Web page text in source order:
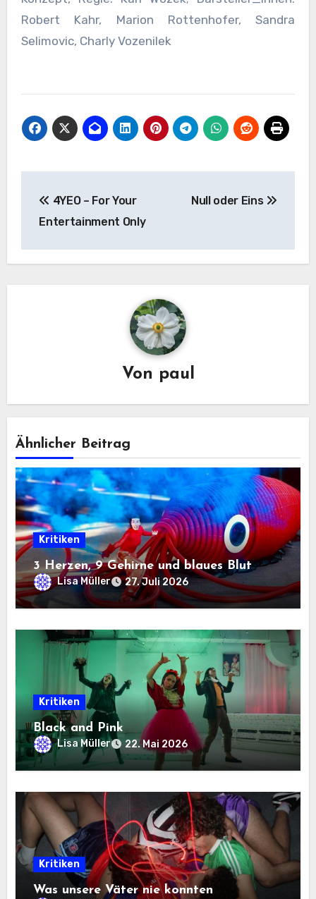
Robert Kahr, Marion Rottenhofer, Sandra
Selimovic, Charly Vozenilek
4YEO – For Your
Entertainment Only
Null oder Eins
Von paul
Ähnlicher Beitrag
Kritiken
3 Herzen, 9 Gehirne und blaues Blut
Lisa Müller 27. Juli 2026
Kritiken
Black and Pink
Lisa Müller 22. Mai 2026
Kritiken
Was unsere Väter nie konnten